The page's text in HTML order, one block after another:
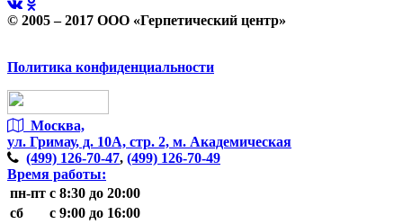
© 2005 – 2017 ООО «Герпетический центр»
Политика конфиденциальности
Москва,
ул. Гримау, д. 10А, стр. 2, м. Академическая
(499) 126-70-47, (499) 126-70-49
Время работы:
пн-пт с 8:30 до 20:00
сб
с 9:00 до 16:00